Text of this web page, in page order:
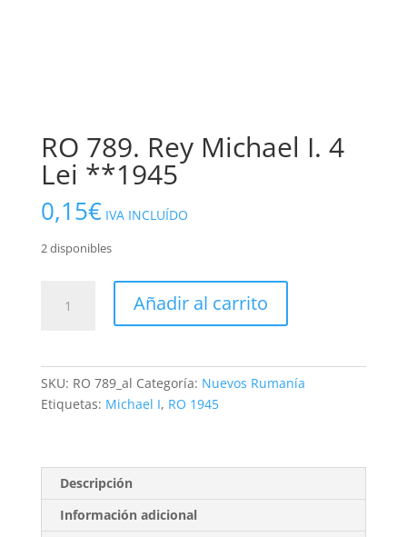
RO 789. Rey Michael I. 4
Lei **1945
0,15€ IVA INCLUÍDO
2 disponibles
Añadir al carrito
SKU: RO 789_al Categoría: Nuevos Rumanía
Etiquetas: Michael I, RO 1945
Descripción
Información adicional